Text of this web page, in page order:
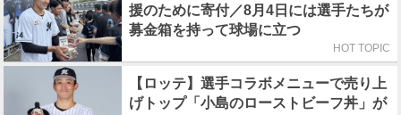
援のために寄付／8月4日には選手たちが
募金箱を持って球場に立つ
HOT TOPIC
【ロッテ】選手コラボメニューで売り上
げトップ「小島のローストビーフ丼」が